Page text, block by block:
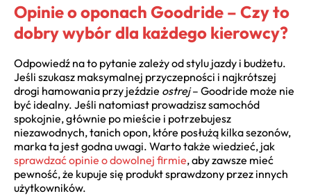
Opinie o oponach Goodride – Czy to
dobry wybór dla każdego kierowcy?
Odpowiedź na to pytanie zależy od stylu jazdy i budżetu.
Jeśli szukasz maksymalnej przyczepności i najkrótszej
drogi hamowania przy jeździe ostrej– Goodride może nie
być idealny. Jeśli natomiast prowadzisz samochód
spokojnie, głównie po mieście i potrzebujesz
niezawodnych, tanich opon, które posłużą kilka sezonów,
marka ta jest godna uwagi. Warto także wiedzieć, jak
sprawdzać opinie o dowolnej firmie, aby zawsze mieć
pewność, że kupuje się produkt sprawdzony przez innych
użytkowników.